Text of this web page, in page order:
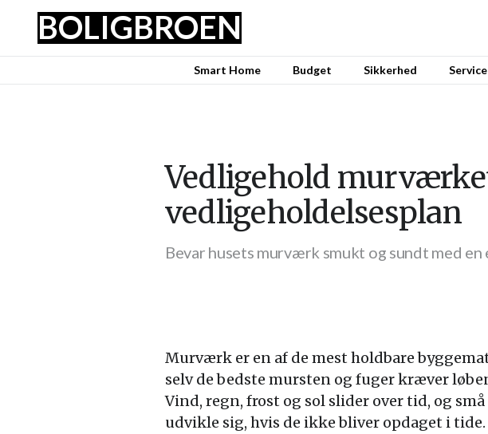
BOLIGBROEN
Smart Home Budget Sikkerhed Service
Vedligehold
vedligeholdelsesplan
Bevar husets murværk smukt og sundt med en
Murværk er en af de mest holdbare
selv de bedste mursten og fuger kræver
Vind, regn, frost og sol slider over tid, og
udvikle sig, hvis de ikke bliver opdaget i